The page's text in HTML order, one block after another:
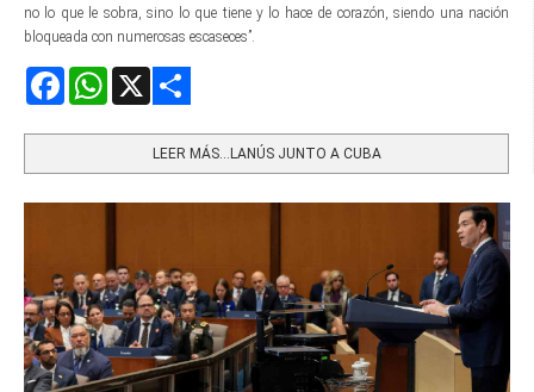
no lo que le sobra, sino lo que tiene y lo hace de corazón, siendo una nación
bloqueada con numerosas escaseces”.
FacebookWhatsApp
LEER MÁS…LANÚS JUNTO A CUBA